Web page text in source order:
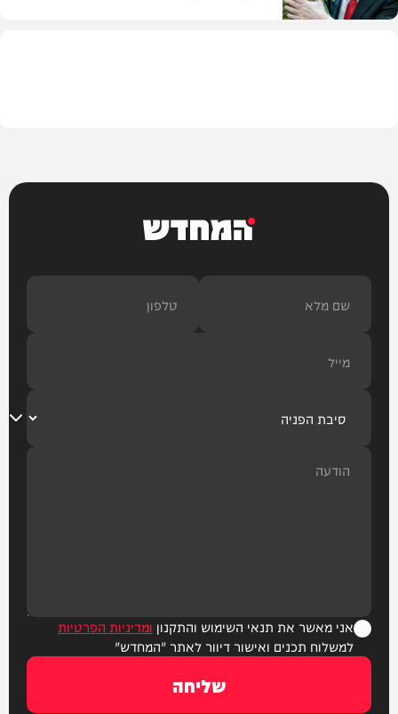
המחדש
אני מאשר את תנאי השימוש והתקנון ומדיניות הפרטיות
למשלוח תכנים ואישור דיוור לאתר "המחדש"
שליחה